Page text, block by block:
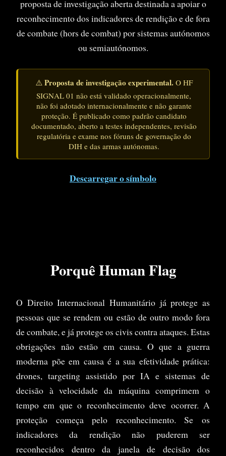
proposta de investigação aberta destinada a apoiar o
reconhecimento dos indicadores de rendição e de fora
de combate (hors de combat) por sistemas autónomos
ou semiautónomos.
⚠️ Proposta de investigação experimental. O HF
SIGNAL 01 não está validado operacionalmente,
não foi adotado internacionalmente e não garante
proteção. É publicado como padrão candidato
documentado, aberto a testes independentes, revisão
regulatória e exame nos fóruns de governação do
DIH e das armas autónomas.
Descarregar o símbolo
Porquê Human Flag
O Direito Internacional Humanitário já protege as
pessoas que se rendem ou estão de outro modo fora
de combate, e já protege os civis contra ataques. Estas
obrigações não estão em causa. O que a guerra
moderna põe em causa é a sua efetividade prática:
drones, targeting assistido por IA e sistemas de
decisão à velocidade da máquina comprimem o
tempo em que o reconhecimento deve ocorrer. A
proteção começa pelo reconhecimento. Se os
indicadores da rendição não puderem ser
reconhecidos dentro da janela de decisão dos